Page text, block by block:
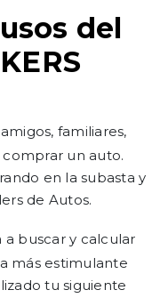
del
familiares,
un auto.
en la subasta y
de Autos.
buscar y calcular
más estimulante
tu siguiente